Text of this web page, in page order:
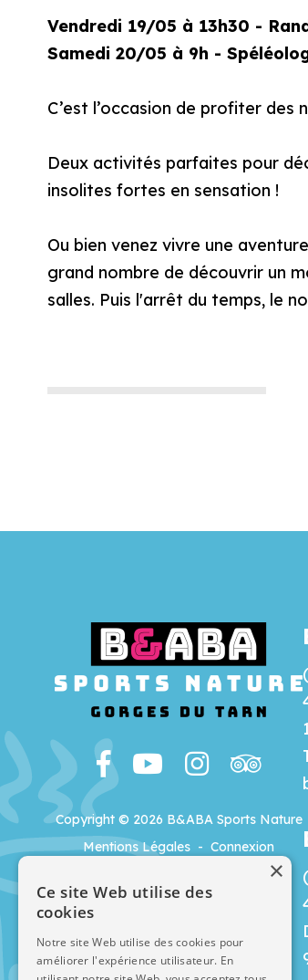
Vendredi 19/05 à 13h30 -
Samedi 20/05 à 9h -
C’est l’occasion de profiter des
Deux activités parfaites pour
insolites fortes en sensation !
Ou bien venez vivre une
grand nombre de découvrir un
salles. Puis l'arrêt du temps, le
Copyright © 2026 B&ABA Sports Nature
Mentions Légales - Connexion
×
Ce site Web utilise des
cookies
Notre site Web utilise des cookies pour
améliorer l'expérience utilisateur. En